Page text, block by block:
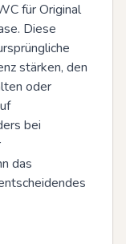
für Original
Diese
stärken, den
oder
bei
das